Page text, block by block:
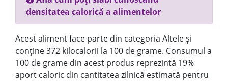
densitatea calorică a alimentelor
Acest aliment face parte din categoria Altele și
conține 372 kilocalorii la 100 de grame. Consumul a
100 de grame din acest produs reprezintă 19%
aport caloric din cantitatea zilnică estimată pentru